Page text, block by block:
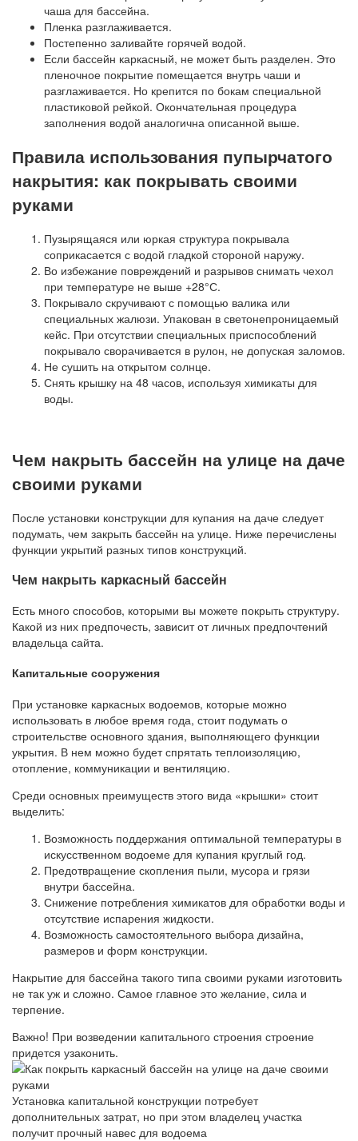
чаша для бассейна.
Пленка разглаживается.
Постепенно заливайте горячей водой.
Если бассейн каркасный, не может быть разделен. Это
пленочное покрытие помещается внутрь чаши и
разглаживается. Но крепится по бокам специальной
пластиковой рейкой. Окончательная процедура
заполнения водой аналогична описанной выше.
Правила использования пупырчатого
накрытия: как покрывать своими
руками
Пузырящаяся или юркая структура покрывала
соприкасается с водой гладкой стороной наружу.
Во избежание повреждений и разрывов снимать чехол
при температуре не выше +28°С.
Покрывало скручивают с помощью валика или
специальных жалюзи. Упакован в светонепроницаемый
кейс. При отсутствии специальных приспособлений
покрывало сворачивается в рулон, не допуская заломов.
Не сушить на открытом солнце.
Снять крышку на 48 часов, используя химикаты для
воды.
Чем накрыть бассейн на улице на даче
своими руками
После установки конструкции для купания на даче следует
подумать, чем закрыть бассейн на улице. Ниже перечислены
функции укрытий разных типов конструкций.
Чем накрыть каркасный бассейн
Есть много способов, которыми вы можете покрыть структуру.
Какой из них предпочесть, зависит от личных предпочтений
владельца сайта.
Капитальные сооружения
При установке каркасных водоемов, которые можно
использовать в любое время года, стоит подумать о
строительстве основного здания, выполняющего функции
укрытия. В нем можно будет спрятать теплоизоляцию,
отопление, коммуникации и вентиляцию.
Среди основных преимуществ этого вида «крышки» стоит
выделить:
Возможность поддержания оптимальной температуры в
искусственном водоеме для купания круглый год.
Предотвращение скопления пыли, мусора и грязи
внутри бассейна.
Снижение потребления химикатов для обработки воды и
отсутствие испарения жидкости.
Возможность самостоятельного выбора дизайна,
размеров и форм конструкции.
Накрытие для бассейна такого типа своими руками изготовить
не так уж и сложно. Самое главное это желание, сила и
терпение.
Важно! При возведении капитального строения строение
придется узаконить.
Установка капитальной конструкции потребует
дополнительных затрат, но при этом владелец участка
получит прочный навес для водоема